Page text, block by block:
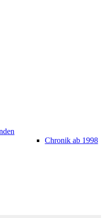
Chronik ab 1998